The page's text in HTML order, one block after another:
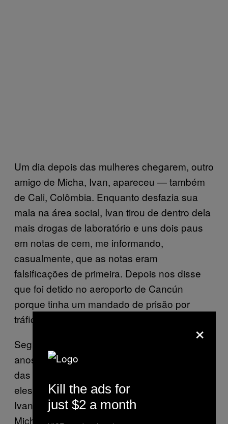
Um dia depois das mulheres chegarem, outro
amigo de Micha, Ivan, apareceu — também
de Cali, Colômbia. Enquanto desfazia sua
mala na área social, Ivan tirou de dentro dela
mais drogas de laboratório e uns dois paus
em notas de cem, me informando,
casualmente, que as notas eram
falsificações de primeira. Depois nos disse
que foi detido no aeroporto de Cancún
porque tinha um mandado de prisão por
tráfico em Miami na sua ficha.
Segundo Micha, ele conheceu Ivan muitos
anos atrás, em Guadalajara, durante uma
das suas frequentes viagens ao México, e
eles eram amigos desde então. Atualmente,
Ivan era essencialmente o braço direito de
Micha quando ele estava no México; suas
×
Kill the ads for
just $2 a month